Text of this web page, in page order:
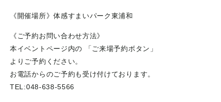
《開催場所》体感すまいパーク東浦和
《ご予約お問い合わせ方法》
本イベントページ内の 「ご来場予約ボタン」
よりご予約ください。
お電話からのご予約も受け付けております。
TEL:048-638-5566